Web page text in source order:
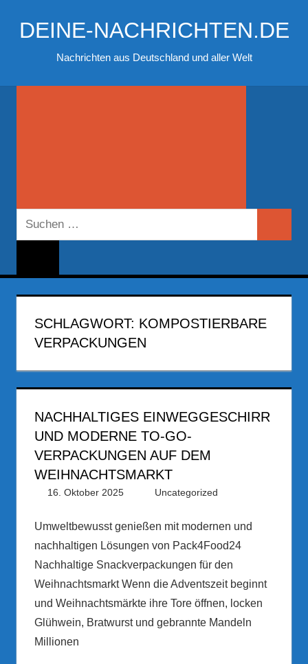
InhaltDEINE-NACHRICHTEN.DE
Nachrichten aus Deutschland und aller Welt
Suchen
nach:
SCHLAGWORT: KOMPOSTIERBARE
VERPACKUNGEN
NACHHALTIGES EINWEGGESCHIRR
UND MODERNE TO-GO-
VERPACKUNGEN AUF DEM
WEIHNACHTSMARKT
16. Oktober 2025 PRGateway
Uncategorized
Umweltbewusst genießen mit modernen und
nachhaltigen Lösungen von Pack4Food24
Nachhaltige Snackverpackungen für den
Weihnachtsmarkt Wenn die Adventszeit beginnt
und Weihnachtsmärkte ihre Tore öffnen, locken
Glühwein, Bratwurst und gebrannte Mandeln
Millionen